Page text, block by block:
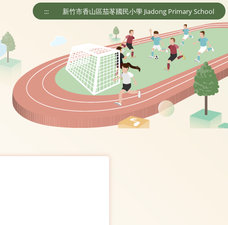
::: 新竹市香山區茄苳國民小學 Jiadong Primary School